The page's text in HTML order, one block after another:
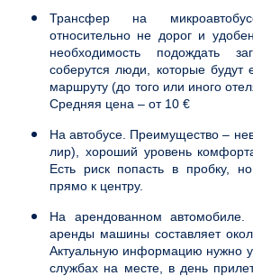
Трансфер на
относительно не дорог и
необходимость подождать
соберутся люди, которые будут
маршруту (до того или иного
Средняя цена – от 10 €
На автобусе. Преимущество –
лир), хороший уровень
Есть риск попасть в пробку,
прямо к центру.
На арендованном автомобиле.
аренды машины составляет
Актуальную информацию нужно
службах на месте, в день